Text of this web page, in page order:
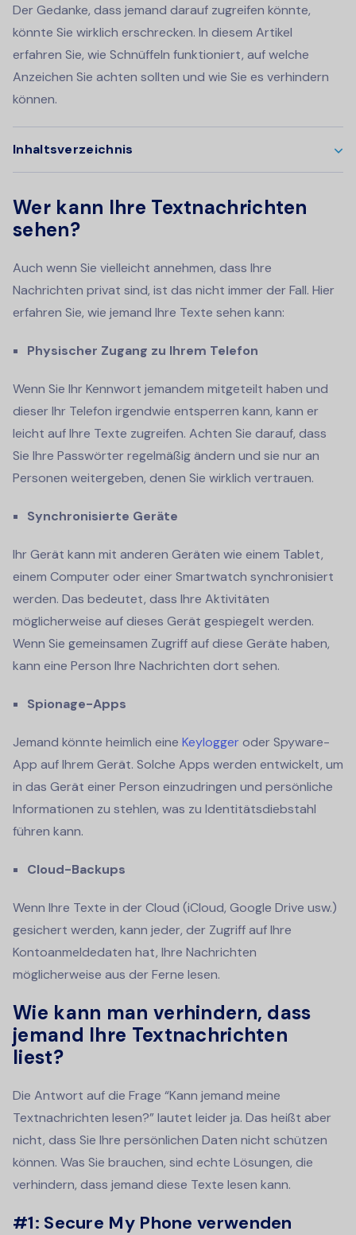
Der Gedanke, dass jemand darauf zugreifen könnte,
könnte Sie wirklich erschrecken. In diesem Artikel
erfahren Sie, wie Schnüffeln funktioniert, auf welche
Anzeichen Sie achten sollten und wie Sie es verhindern
können.
Inhaltsverzeichnis
Wer kann Ihre Textnachrichten
sehen?
Auch wenn Sie vielleicht annehmen, dass Ihre
Nachrichten privat sind, ist das nicht immer der Fall. Hier
erfahren Sie, wie jemand Ihre Texte sehen kann:
Physischer Zugang zu Ihrem Telefon
Wenn Sie Ihr Kennwort jemandem mitgeteilt haben und
dieser Ihr Telefon irgendwie entsperren kann, kann er
leicht auf Ihre Texte zugreifen. Achten Sie darauf, dass
Sie Ihre Passwörter regelmäßig ändern und sie nur an
Personen weitergeben, denen Sie wirklich vertrauen.
Synchronisierte Geräte
Ihr Gerät kann mit anderen Geräten wie einem Tablet,
einem Computer oder einer Smartwatch synchronisiert
werden. Das bedeutet, dass Ihre Aktivitäten
möglicherweise auf dieses Gerät gespiegelt werden.
Wenn Sie gemeinsamen Zugriff auf diese Geräte haben,
kann eine Person Ihre Nachrichten dort sehen.
Spionage-Apps
Jemand könnte heimlich eine Keyloggeroder Spyware-
App auf Ihrem Gerät. Solche Apps werden entwickelt, um
in das Gerät einer Person einzudringen und persönliche
Informationen zu stehlen, was zu Identitätsdiebstahl
führen kann.
Cloud-Backups
Wenn Ihre Texte in der Cloud (iCloud, Google Drive usw.)
gesichert werden, kann jeder, der Zugriff auf Ihre
Kontoanmeldedaten hat, Ihre Nachrichten
möglicherweise aus der Ferne lesen.
Wie kann man verhindern, dass
jemand Ihre Textnachrichten
liest?
Die Antwort auf die Frage “Kann jemand meine
Textnachrichten lesen?” lautet leider ja. Das heißt aber
nicht, dass Sie Ihre persönlichen Daten nicht schützen
können. Was Sie brauchen, sind echte Lösungen, die
verhindern, dass jemand diese Texte lesen kann.
#1: Secure My Phone verwenden